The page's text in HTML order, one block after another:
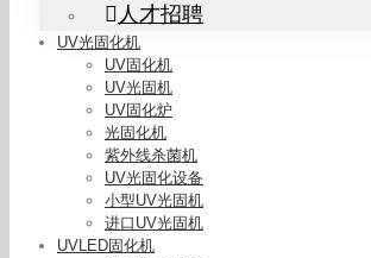
人才招聘
UV光固化机
UV固化机
UV光固机
UV固化炉
光固化机
紫外线杀菌机
UV光固化设备
小型UV光固机
进口UV光固机
UVLED固化机